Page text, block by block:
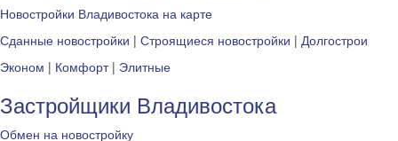
Новостройки Владивостока на карте
Сданные новостройки | Строящиеся новостройки | Долгострои
Эконом | Комфорт| Элитные
Застройщики Владивостока
Обмен на новостройку